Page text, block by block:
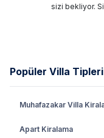
sizi bekliyor.
Popüler Villa Tipleri
Muhafazakar Villa
Apart Kiralama